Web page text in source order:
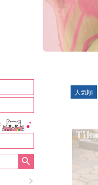
人気順